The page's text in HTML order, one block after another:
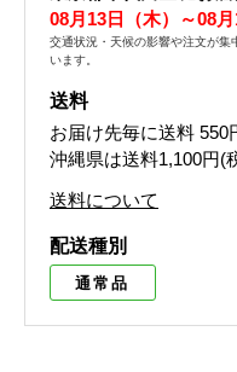
08月13日（木）～08月
交通状況・天候の影響や注文が集
います。
送料
お届け先毎に送料 550
沖縄県は送料1,100円(
送料について
配送種別
通常品